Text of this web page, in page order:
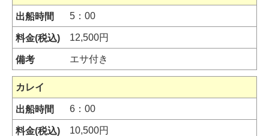
5：00
12,500円
エサ付き
カレイ
6：00
10,500円